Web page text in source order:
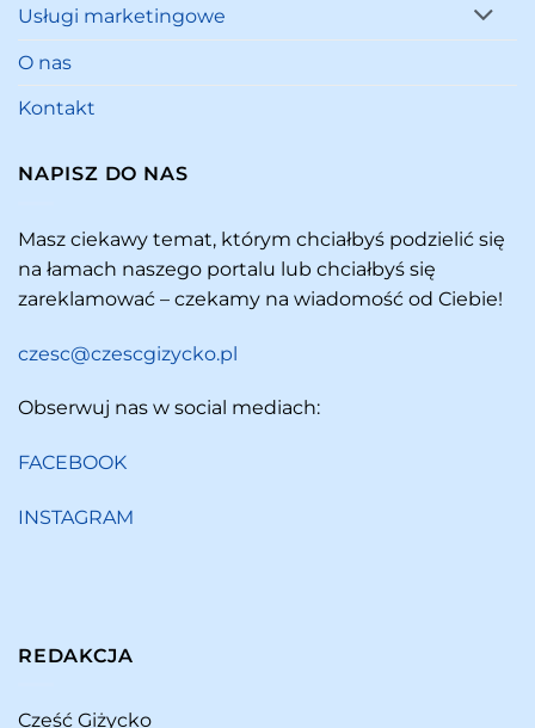
Usługi marketingowe
O nas
Kontakt
NAPISZ DO NAS
Masz ciekawy temat, którym chciałbyś podzielić się
na łamach naszego portalu lub chciałbyś się
zareklamować – czekamy na wiadomość od Ciebie!
czesc@czescgizycko.pl
Obserwuj nas w social mediach:
FACEBOOK
INSTAGRAM
REDAKCJA
Cześć Giżycko